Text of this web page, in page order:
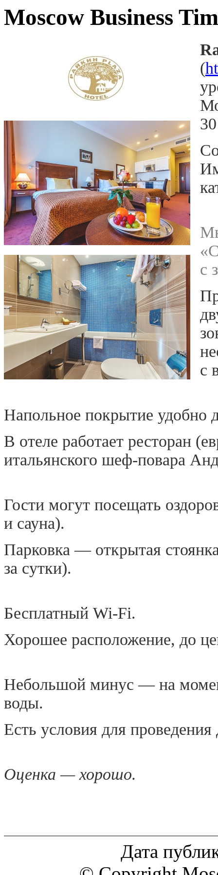
Moscow Business
(
с
с
Напольное покрытие удобно
В отеле работает ресторан
итальянского шеф-повара
Гости могут посещать
и сауна).
Парковка — открытая
за сутки).
Бесплатный Wi-Fi.
Хорошее расположение, до
Небольшой минус — на
воды.
Есть условия для проведения
Оценка — хорошо.
Дата